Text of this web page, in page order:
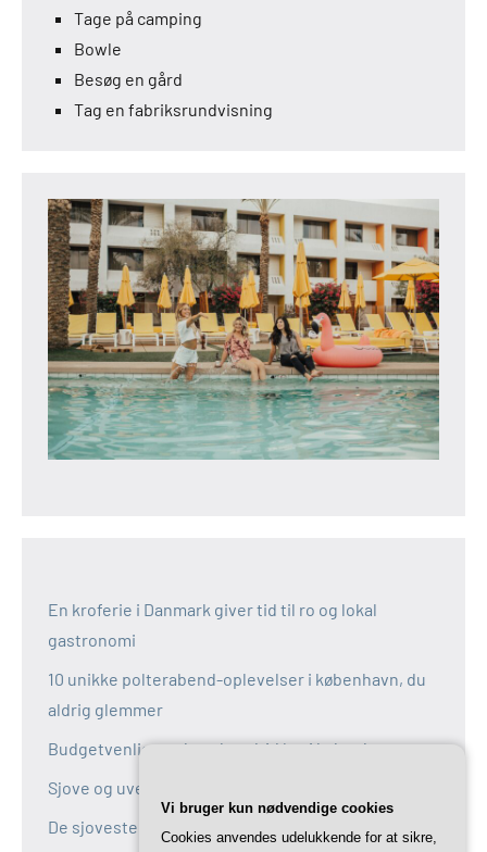
Tage på camping
Bowle
Besøg en gård
Tag en fabriksrundvisning
En kroferie i Danmark giver tid til ro og lokal
gastronomi
10 unikke polterabend-oplevelser i københavn, du
aldrig glemmer
Budgetvenlige polterabend-idéer i københavn
Sjove og uventede polterabend-idéer i københavn
De sjoveste aktiviteter til polterabend i københavn
Vi bruger kun nødvendige cookies
Cookies anvendes udelukkende for at sikre,